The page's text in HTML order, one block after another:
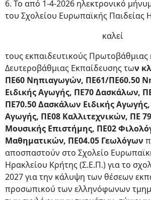
6. Το από 1-4-2026 ηλεκτρονικό
του Σχολείου Ευρωπαϊκής Παιδείας
καλεί
τους εκπαιδευτικούς Πρωτοβάθμιας
Δευτεροβάθμιας Εκπαίδευσης των
ΠΕ60 Νηπιαγωγών, ΠΕ61/ΠΕ60.50
Ειδικής Αγωγής, ΠΕ70 Δασκάλων,
ΠΕ70.50Δασκάλων Ειδικής
Αγωγής, ΠΕ08 Καλλιτεχνικών, ΠΕ
Μουσικής Επιστήμης, ΠΕ02
Μαθηματικών, ΠΕ04.05 Γεωλόγων
αποσπαστούν στο Σχολείο
Ηρακλείου Κρήτης (Σ.Ε.Π.) για το
2027 για την κάλυψη των θέσεων
προσωπικού των ελληνόφωνων